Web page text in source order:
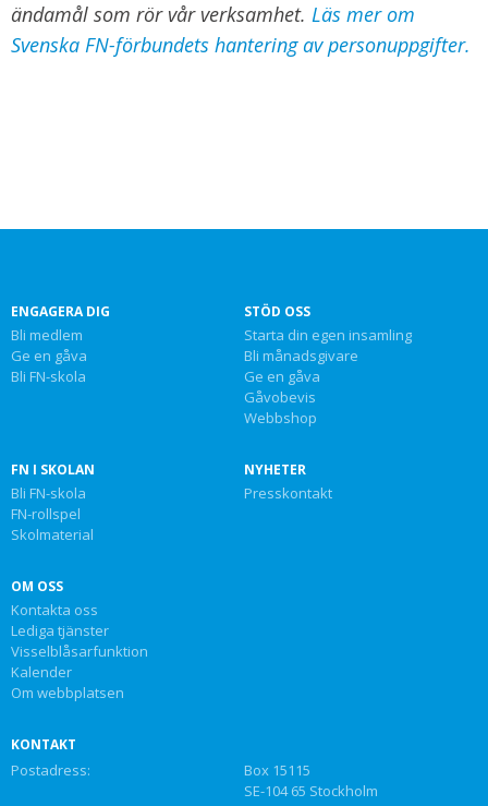
ändamål som rör vår verksamhet. Läs mer om
Svenska FN-förbundets hantering av personuppgifter.
ENGAGERA DIG
Bli medlem
Ge en gåva
Bli FN-skola
STÖD OSS
Starta din egen insamling
Bli månadsgivare
Ge en gåva
Gåvobevis
Webbshop
FN I SKOLAN
Bli FN-skola
FN-rollspel
Skolmaterial
NYHETER
Presskontakt
OM OSS
Kontakta oss
Lediga tjänster
Visselblåsarfunktion
Kalender
Om webbplatsen
KONTAKT
Postadress:
Box 15115
SE-104 65 Stockholm